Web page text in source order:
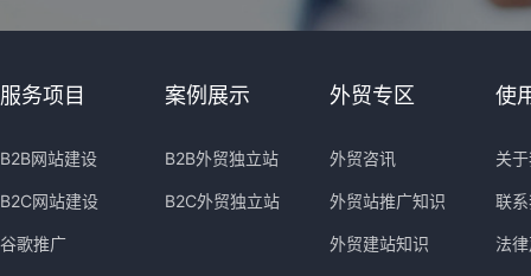
服务项目
B2B网站建设
B2C网站建设
谷歌推广
案例展示
B2B外贸独立站
B2C外贸独立站
外贸专区
外贸咨讯
外贸站推广知识
外贸建站知识
使
关
联
法